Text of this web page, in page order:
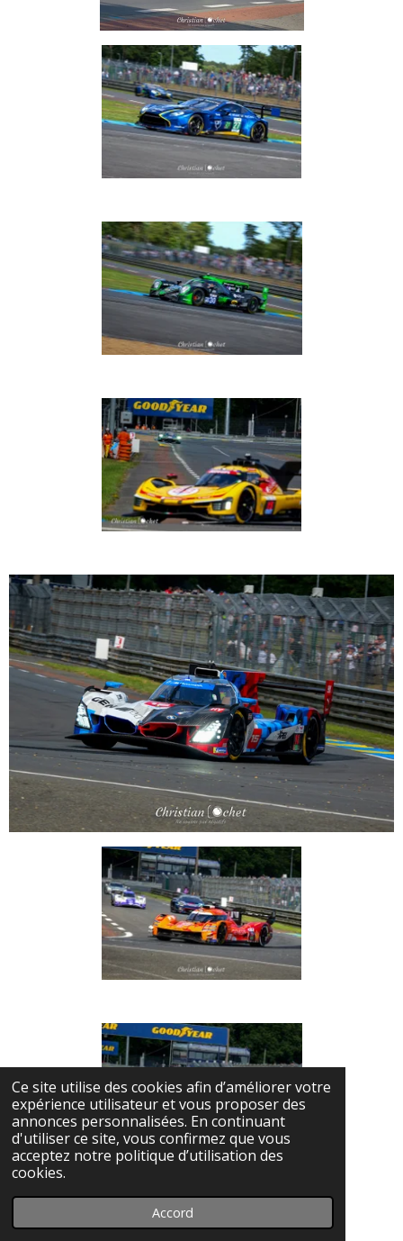
Ce site utilise des cookies afin d’améliorer votre
expérience utilisateur et vous proposer des
annonces personnalisées. En continuant
d'utiliser ce site, vous confirmez que vous
acceptez notre politique d’utilisation des
cookies.
Accord